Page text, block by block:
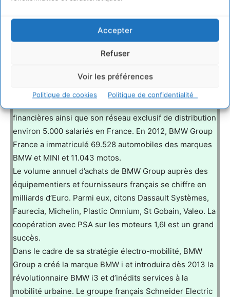
Accepter
Refuser
Voir les préférences
Politique de cookies Politique de confidentialité
BMW Group en France
BMW Group est implanté sur quatre sites en France :
de formation), Strasbourg (centre PRA international) et
Miramas (centre d’essais techniques international).
financières ainsi que son réseau exclusif de distribution
environ 5.000 salariés en France. En 2012, BMW Group
France a immatriculé 69.528 automobiles des marques
BMW et MINI et 11.043 motos.
Le volume annuel d’achats de BMW Group auprès des
équipementiers et fournisseurs français se chiffre en
milliards d’Euro. Parmi eux, citons Dassault Systèmes,
Faurecia, Michelin, Plastic Omnium, St Gobain, Valeo. La
coopération avec PSA sur les moteurs 1,6l est un grand
succès.
Dans le cadre de sa stratégie électro-mobilité, BMW
Group a créé la marque BMW i et introduira dès 2013 la
révolutionnaire BMW i3 et d’inédits services à la
mobilité urbaine. Le groupe français Schneider Electric